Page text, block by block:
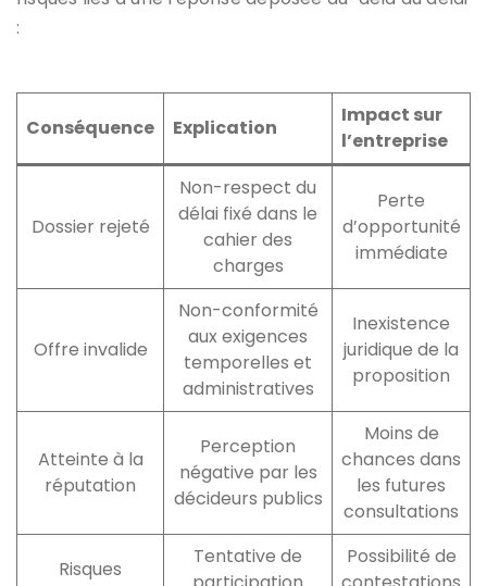
:
Conséquence Explication
Impact sur
l’entreprise
Dossier rejeté
Non-respect du
délai fixé dans le
cahier des
charges
Perte
d’opportunité
immédiate
Offre invalide
Non-conformité
aux exigences
temporelles et
administratives
Inexistence
juridique de la
proposition
Atteinte à la
réputation
Perception
négative par les
décideurs publics
Moins de
chances dans
les futures
consultations
Risques
Tentative de
Possibilité de